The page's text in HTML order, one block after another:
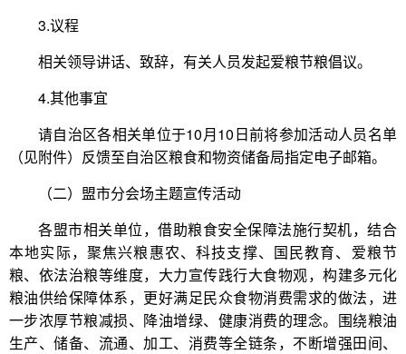
3.议程
相关领导讲话、致辞，有关人员发起爱粮节粮倡议。
4.其他事宜
请自治区各相关单位于10月10日前将参加活动人员名单
（见附件）反馈至自治区粮食和物资储备局指定电子邮箱。
（二）盟市分会场主题宣传活动
各盟市相关单位，借助粮食安全保障法施行契机，结合
本地实际，聚焦兴粮惠农、科技支撑、国民教育、爱粮节
粮、依法治粮等维度，大力宣传践行大食物观，构建多元化
粮油供给保障体系，更好满足民众食物消费需求的做法，进
一步浓厚节粮减损、降油增绿、健康消费的理念。围绕粮油
生产、储备、流通、加工、消费等全链条，不断增强田间、